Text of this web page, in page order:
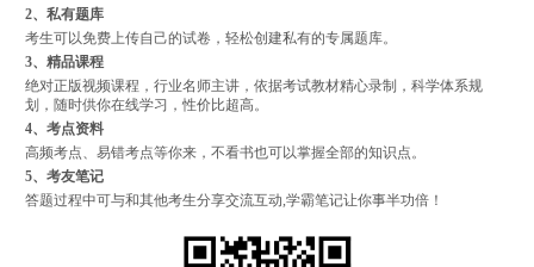
2、私有题库
考生可以免费上传自己的试卷，轻松创建私有的专属题库。
3、精品课程
绝对正版视频课程，行业名师主讲，依据考试教材精心录制，科学体系规
划，随时供你在线学习，性价比超高。
4、考点资料
高频考点、易错考点等你来，不看书也可以掌握全部的知识点。
5、考友笔记
答题过程中可与和其他考生分享交流互动,学霸笔记让你事半功倍！